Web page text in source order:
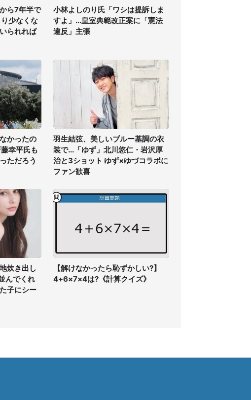
ら7年半で
少なくな
られれば
小林よしのり氏「ワシは提訴しま
すよ」...皇室典範改正案に「憲法
違反」主張
かったの
幸平氏も
ただろう
羽生結弦、美しいブルー基調の衣
装で...「ゆず」北川悠仁・岩沢厚
治と3ショット ゆず×ゆづコラボに
ファン歓喜
炊き出し
んでくれ
子にシー
【解けなかったら恥ずかしい?】
4+6×7×4は?《計算クイズ》